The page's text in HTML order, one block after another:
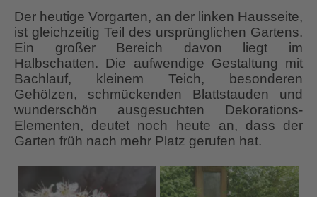
Der heutige Vorgarten, an der linken Hausseite,
ist gleichzeitig Teil des ursprünglichen Gartens.
Ein großer Bereich davon liegt im
Halbschatten. Die aufwendige Gestaltung mit
Bachlauf, kleinem Teich, besonderen
Gehölzen, schmückenden Blattstauden und
wunderschön ausgesuchten Dekorations-
Elementen, deutet noch heute an, dass der
Garten früh nach mehr Platz gerufen hat.